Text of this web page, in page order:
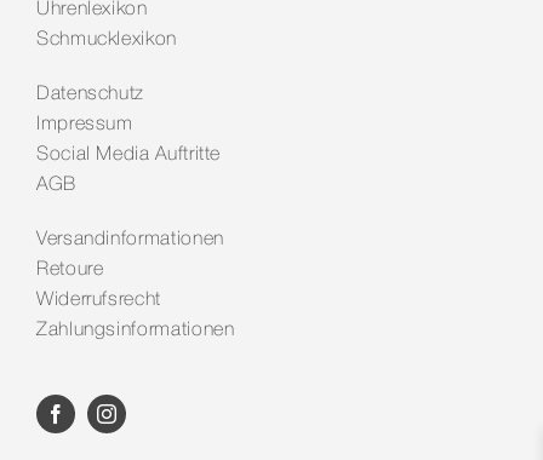
Uhrenlexikon
Schmucklexikon
Datenschutz
Impressum
Social Media Auftritte
AGB
Versandinformationen
Retoure
Widerrufsrecht
Zahlungsinformationen